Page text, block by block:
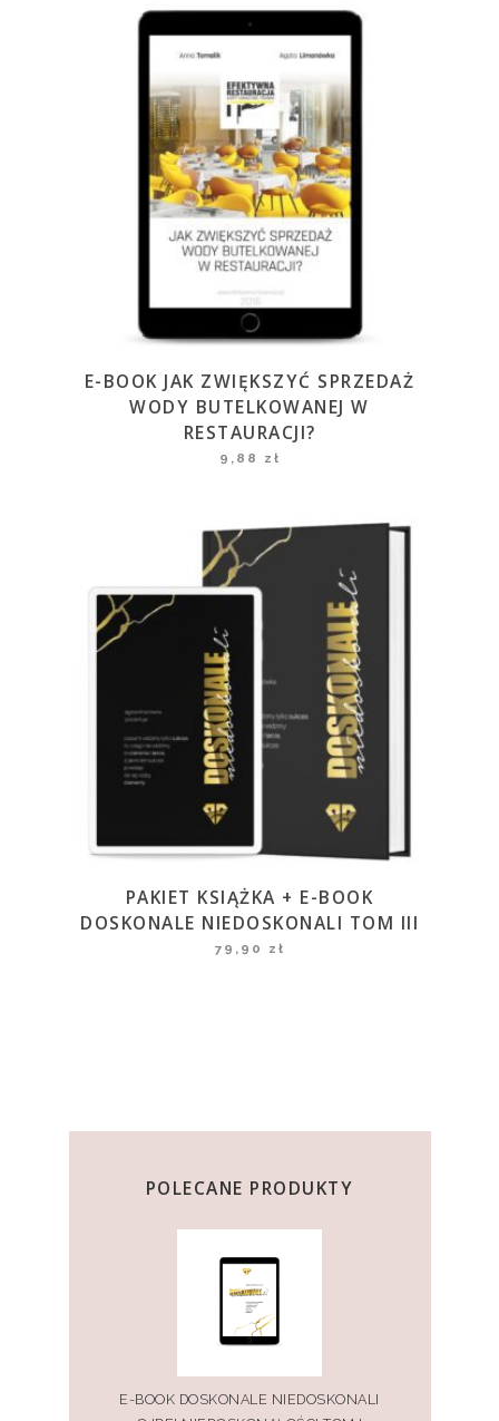
E-BOOK JAK ZWIĘKSZYĆ SPRZEDAŻ
WODY BUTELKOWANEJ W
RESTAURACJI?
9,88 zł
PAKIET KSIĄŻKA + E-BOOK
DOSKONALE NIEDOSKONALI TOM III
79,90 zł
POLECANE PRODUKTY
E-BOOK DOSKONALE NIEDOSKONALI